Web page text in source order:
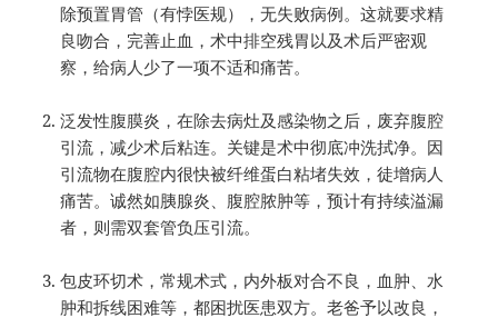
除预置胃管（有悖医规），无失败病例。这就要求精
良吻合，完善止血，术中排空残胃以及术后严密观
察，给病人少了一项不适和痛苦。
泛发性腹膜炎，在除去病灶及感染物之后，废弃腹腔
引流，减少术后粘连。关键是术中彻底冲洗拭净。因
引流物在腹腔内很快被纤维蛋白粘堵失效，徒增病人
痛苦。诚然如胰腺炎、腹腔脓肿等，预计有持续溢漏
者，则需双套管负压引流。
包皮环切术，常规术式，内外板对合不良，血肿、水
肿和拆线困难等，都困扰医患双方。老爸予以改良，